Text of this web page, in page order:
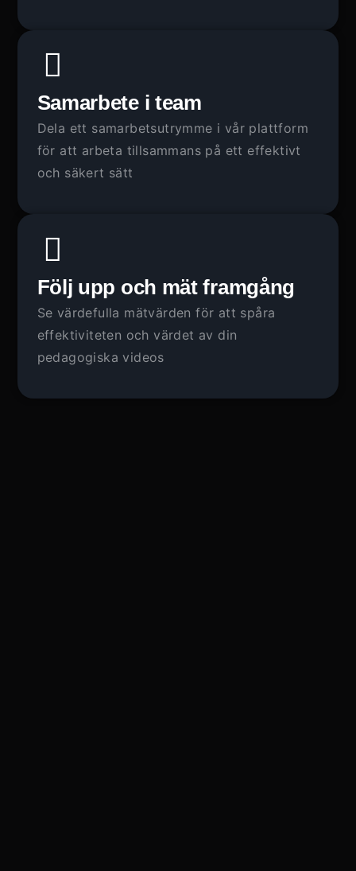
Samarbete i team
Dela ett samarbetsutrymme i vår plattform
för att arbeta tillsammans på ett effektivt
och säkert sätt
Följ upp och mät framgång
Se värdefulla mätvärdenför att spåra
effektiviteten och värdet av din
pedagogiskavideos